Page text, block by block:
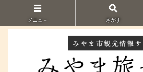
メニュ－ さがす